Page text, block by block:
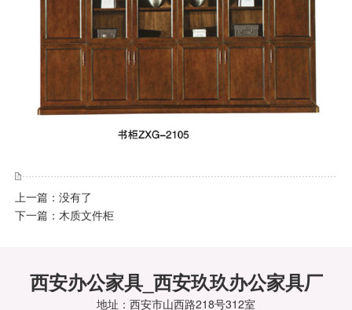
上一篇：没有了
下一篇： 木质文件柜
西安办公家具_西安玖玖办公家具厂
地址：西安市山西路218号312室